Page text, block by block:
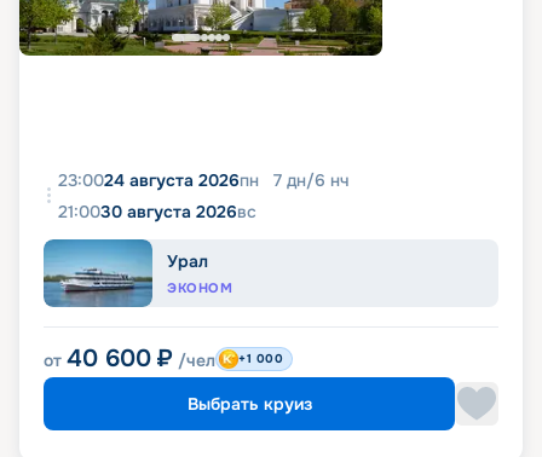
23:0024 августа 2026пн 7 дн/6 нч
21:0030 августа 2026вс
Урал
ЭКОНОМ
от 40 600 ₽ /чел +1 000
Выбрать круиз